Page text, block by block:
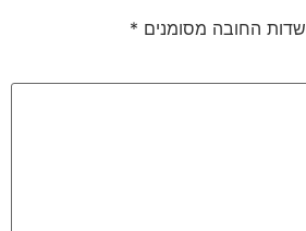
שדות החובה מסומנים *